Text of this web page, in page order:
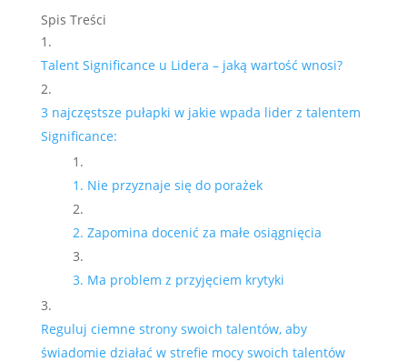
Spis Treści
Talent Significance u Lidera – jaką wartość wnosi?
3 najczęstsze pułapki w jakie wpada lider z talentem
Significance:
1. Nie przyznaje się do porażek
2. Zapomina docenić za małe osiągnięcia
3. Ma problem z przyjęciem krytyki
Reguluj ciemne strony swoich talentów, aby
świadomie działać w strefie mocy swoich talentów